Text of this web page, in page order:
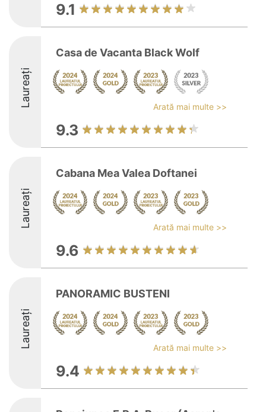
9.1
Laureați
Casa de Vacanta Black Wolf
Arată mai multe >>
9.3
Laureați
Cabana Mea Valea Doftanei
Arată mai multe >>
9.6
Laureați
PANORAMIC BUSTENI
Arată mai multe >>
9.4